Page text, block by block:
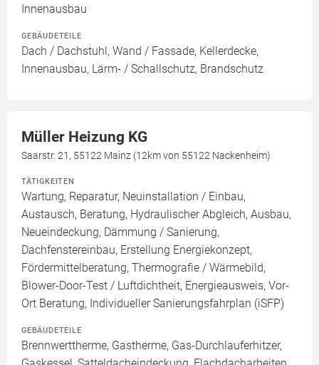
Innenausbau
GEBÄUDETEILE
Dach / Dachstuhl, Wand / Fassade, Kellerdecke,
Innenausbau, Lärm- / Schallschutz, Brandschutz
Müller Heizung KG
Saarstr. 21, 55122 Mainz (12km von 55122 Nackenheim)
TÄTIGKEITEN
Wartung, Reparatur, Neuinstallation / Einbau,
Austausch, Beratung, Hydraulischer Abgleich, Ausbau,
Neueindeckung, Dämmung / Sanierung,
Dachfenstereinbau, Erstellung Energiekonzept,
Fördermittelberatung, Thermografie / Wärmebild,
Blower-Door-Test / Luftdichtheit, Energieausweis, Vor-
Ort Beratung, Individueller Sanierungsfahrplan (iSFP)
GEBÄUDETEILE
Brennwerttherme, Gastherme, Gas-Durchlauferhitzer,